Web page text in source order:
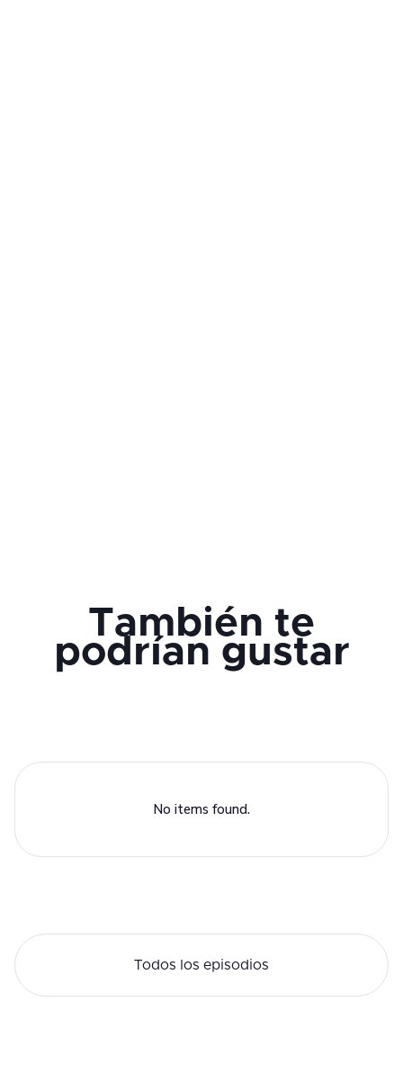
También te
podrían gustar
No items found.
Todos los episodios